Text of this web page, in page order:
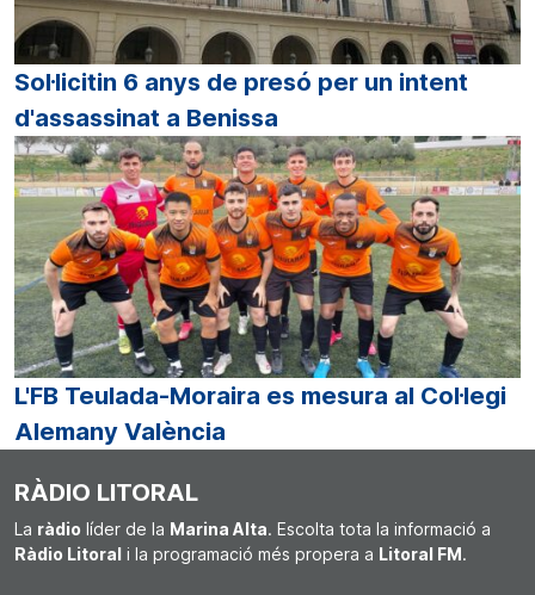
Sol·licitin 6 anys de presó per un intent
d'assassinat a Benissa
L'FB Teulada-Moraira es mesura al Col·legi
Alemany València
RÀDIO LITORAL
La ràdio líder de la Marina Alta. Escolta tota la informació a
Ràdio Litoral i la programació més propera a Litoral FM.